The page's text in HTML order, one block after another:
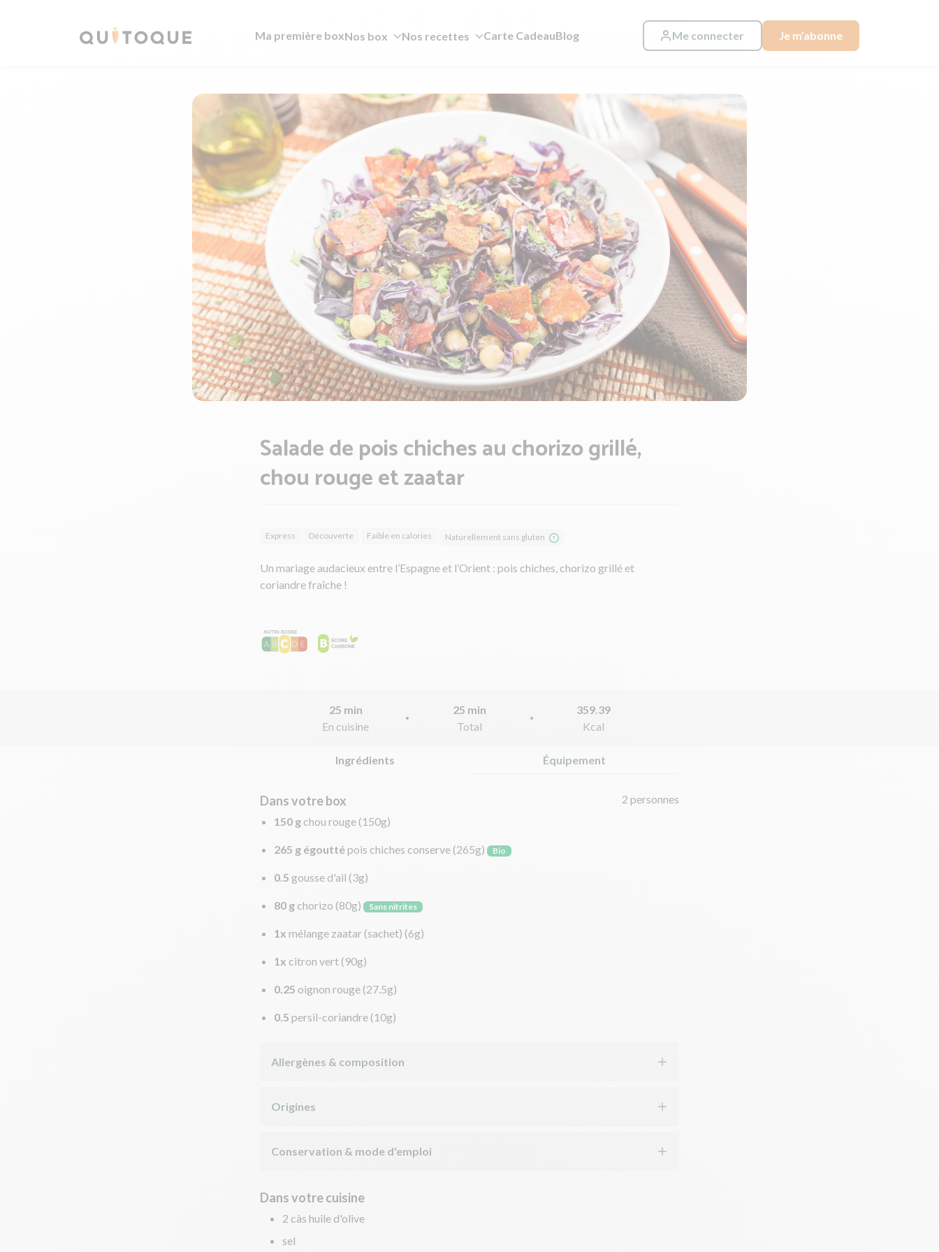
Ma première boxNos box Nos recettes Carte CadeauBlog Me connecter Je m’abonne
Salade de pois chiches au chorizo grillé,
chou rouge et zaatar
Express Découverte Faible en calories Naturellement sans gluten
Un mariage audacieux entre l’Espagne et l’Orient : pois chiches, chorizo grillé et
coriandre fraîche !
25 min
En cuisine
25 min
Total
359.39
Kcal
Ingrédients Équipement
Dans votre box
2 personnes
150 g chou rouge (150g)
265 g égouttépois chiches conserve (265g) Bio
0.5 gousse d'ail (3g)
80 g chorizo (80g) Sans nitrites
1x mélange zaatar (sachet) (6g)
1x citron vert (90g)
0.25 oignon rouge (27.5g)
0.5 persil-coriandre (10g)
Allergènes & composition
Origines
Conservation & mode d'emploi
Dans votre cuisine
2 càs huile d'olive
sel